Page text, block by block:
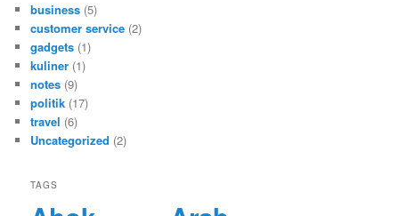
business (5)
customer service (2)
gadgets (1)
kuliner (1)
notes (9)
politik (17)
travel (6)
Uncategorized (2)
TAGS